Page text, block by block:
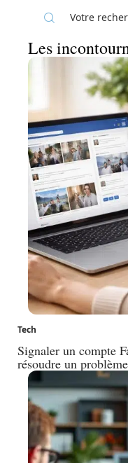
Les
Tech
Signaler un compte
résoudre un problème